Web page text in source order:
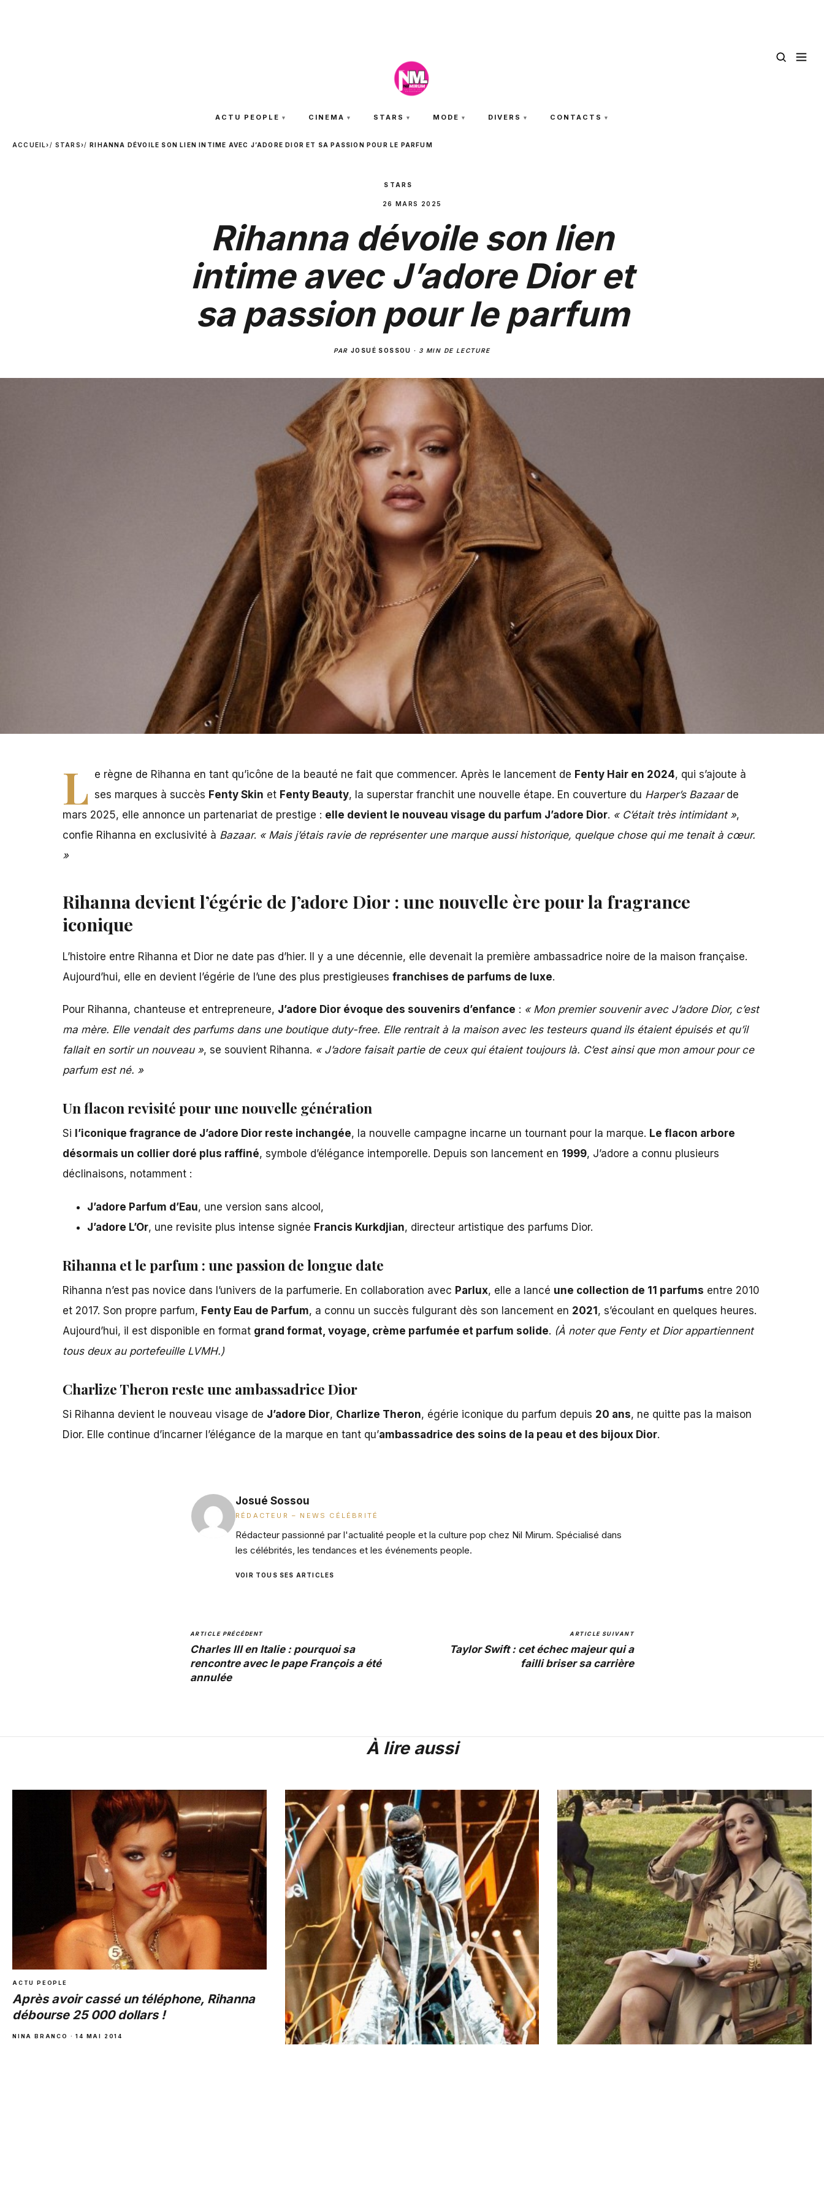
ACTU PEOPLE CINEMA STARS MODE DIVERS CONTACTS
ACCUEIL› STARS› RIHANNA DÉVOILE SON LIEN INTIME AVEC J’ADORE DIOR ET SA PASSION POUR LE PARFUM
STARS
26 MARS 2025
Rihanna dévoile son lien
intime avec J’adore Dior et
sa passion pour le parfum
PARJOSUÉ SOSSOU · 3 MIN DE LECTURE
L e règne de Rihanna en tant qu’icône de la beauté ne fait que commencer. Après le lancement de Fenty Hair en 2024, qui s’ajoute à
ses marques à succès Fenty Skin et Fenty Beauty, la superstar franchit une nouvelle étape. En couverture du Harper’s Bazaarde
mars 2025, elle annonce un partenariat de prestige : elle devient le nouveau visage du parfum J’adore Dior. « C’était très intimidant »,
confie Rihanna en exclusivité à Bazaar. « Mais j’étais ravie de représenter une marque aussi historique, quelque chose qui me tenait à cœur.
»
Rihanna devient l’égérie de J’adore Dior : une nouvelle ère pour la fragrance
iconique
L’histoire entre Rihanna et Dior ne date pas d’hier. Il y a une décennie, elle devenait la première ambassadrice noire de la maison française.
Aujourd’hui, elle en devient l’égérie de l’une des plus prestigieuses franchises de parfums de luxe.
Pour Rihanna, chanteuse et entrepreneure, J’adore Dior évoque des souvenirs d’enfance : « Mon premier souvenir avec J’adore Dior, c’est
ma mère. Elle vendait des parfums dans une boutique duty-free. Elle rentrait à la maison avec les testeurs quand ils étaient épuisés et qu’il
fallait en sortir un nouveau », se souvient Rihanna. « J’adore faisait partie de ceux qui étaient toujours là. C’est ainsi que mon amour pour ce
parfum est né. »
Un flacon revisité pour une nouvelle génération
Si l’iconique fragrance de J’adore Dior reste inchangée, la nouvelle campagne incarne un tournant pour la marque. Le flacon arbore
désormais un collier doré plus raffiné, symbole d’élégance intemporelle. Depuis son lancement en 1999, J’adore a connu plusieurs
déclinaisons, notamment :
J’adore Parfum d’Eau, une version sans alcool,
J’adore L’Or, une revisite plus intense signée Francis Kurkdjian, directeur artistique des parfums Dior.
Rihanna et le parfum : une passion de longue date
Rihanna n’est pas novice dans l’univers de la parfumerie. En collaboration avec Parlux, elle a lancé une collection de 11 parfums entre 2010
et 2017. Son propre parfum, Fenty Eau de Parfum, a connu un succès fulgurant dès son lancement en 2021 , s’écoulant en quelques heures.
Aujourd’hui, il est disponible en format grand format, voyage, crème parfumée et parfum solide. (À noter que Fenty et Dior appartiennent
tous deux au portefeuille LVMH.)
Charlize Theron reste une ambassadrice Dior
Si Rihanna devient le nouveau visage de J’adore Dior, Charlize Theron, égérie iconique du parfum depuis 20 ans, ne quitte pas la maison
Dior. Elle continue d’incarner l’élégance de la marque en tant qu’ambassadrice des soins de la peau et des bijoux Dior.
Josué Sossou
RÉDACTEUR – NEWS CÉLÉBRITÉ
Rédacteur passionné par l'actualité people et la culture pop chez Nil Mirum. Spécialisé dans
les célébrités, les tendances et les événements people.
VOIR TOUS SES ARTICLES
ARTICLE PRÉCÉDENT
Charles III en Italie : pourquoi sa
rencontre avec le pape François a été
annulée
ARTICLE SUIVANT
Taylor Swift : cet échec majeur qui a
failli briser sa carrière
À lire aussi
ACTU PEOPLE
Après avoir cassé un téléphone, Rihanna
débourse 25 000 dollars !
NINA BRANCO · 14 MAI 2014